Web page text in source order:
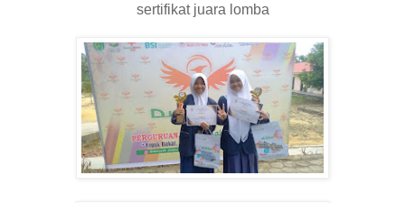
sertifikat juara lomba